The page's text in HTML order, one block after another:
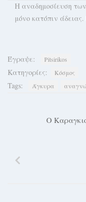
H αναδημοσίευση
μόνο κατόπιν
Έγραψε: Pitsirikos
Κατηγορίες: Κόσμος
Tags: Άγκυρα
Ο